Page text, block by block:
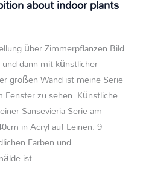
about indoor plants
über Zimmerpflanzen Bild
dann mit künstlicher
großen Wand ist meine Serie
Fenster zu sehen. Künstliche
Sansevieria-Serie am
in Acryl auf Leinen. 9
Farben und
ist